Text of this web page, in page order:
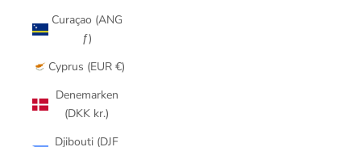
Curaçao (ANG
ƒ)
Cyprus (EUR €)
Denemarken
(DKK kr.)
Djibouti (DJF